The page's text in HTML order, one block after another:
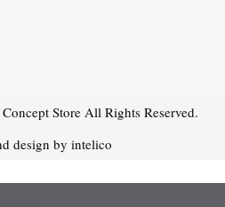
Store All Rights Reserved.
design by intelico